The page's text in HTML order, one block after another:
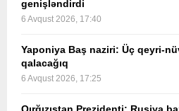
genişləndirdi
6 Avqust 2026, 17:40
Yaponiya Baş naziri: Üç qeyri-
qalacağıq
6 Avqust 2026, 17:25